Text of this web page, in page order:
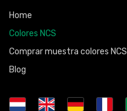
Home
Colores NCS
Comprar muestra colores NCS
Blog